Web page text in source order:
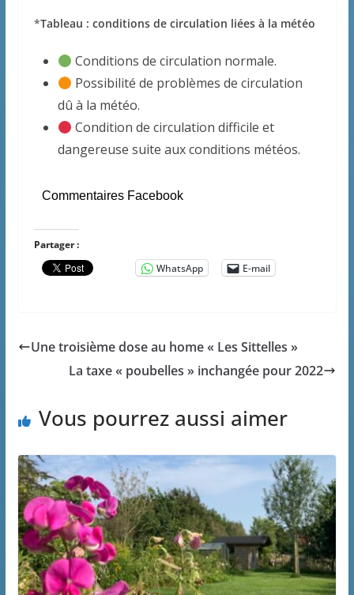
*Tableau : conditions de circulation liées à la météo
Conditions de circulation normale.
Possibilité de problèmes de circulation
dû à la météo.
Condition de circulation difficile et
dangereuse suite aux conditions météos.
Commentaires Facebook
Partager :
WhatsApp
E-mail
Une troisième dose au home « Les Sittelles »
La taxe « poubelles » inchangée pour 2022
Vous pourrez aussi aimer